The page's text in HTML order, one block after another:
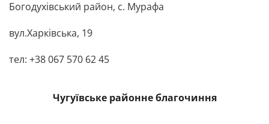
Богодухівський район, с. Мурафа
вул.Харківська, 19
тел: +38 067 570 62 45
Чугуївське районне благочиння